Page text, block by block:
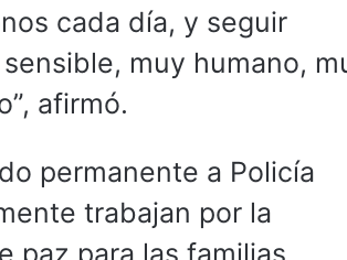
cada día, y seguir
muy humano,
afirmó.
permanente a Policía
trabajan por la